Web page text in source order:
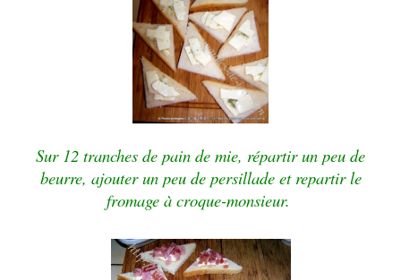
Sur 12 tranches de pain de mie, répartir un peu de
beurre, ajouter un peu de persillade et repartir le
fromage à croque-monsieur.